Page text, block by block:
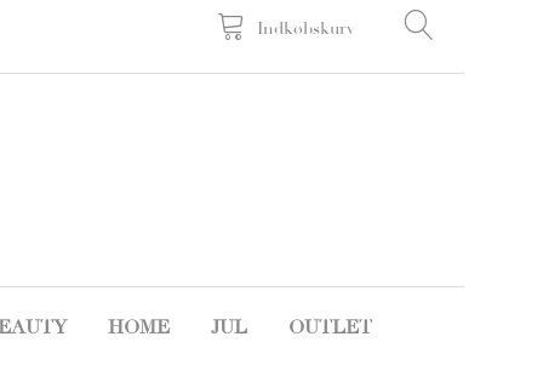
Indkøbskurv
HOME JUL OUTLET